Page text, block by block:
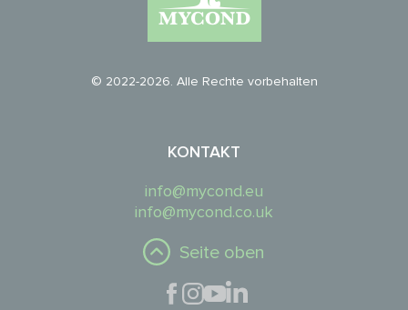
© 2022-2026. Alle Rechte vorbehalten
KONTAKT
info@mycond.eu
info@mycond.co.uk
Seite oben